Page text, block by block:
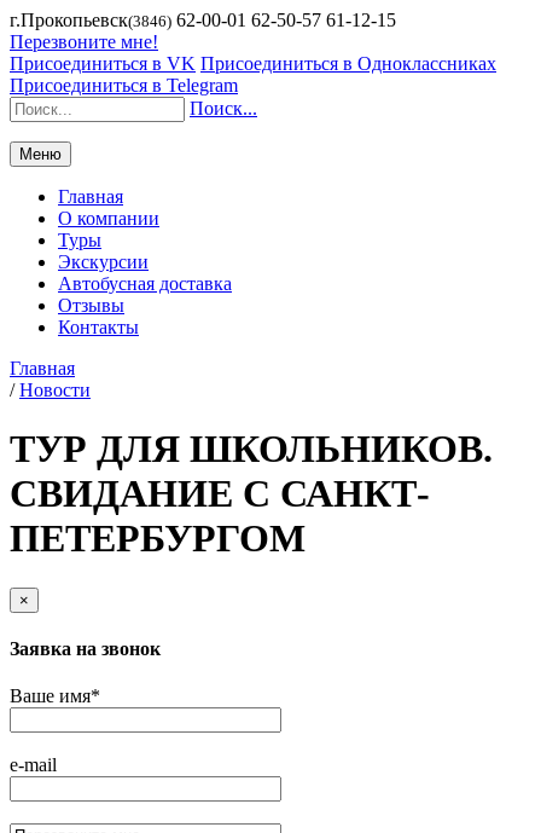
г.Прокопьевск(3846) 62-00-01 62-50-57 61-12-15
Перезвоните мне!
Присоединиться в VK Присоединиться в Одноклассниках
Присоединиться в Telegram
Поиск...
Меню
Главная
О компании
Туры
Экскурсии
Автобусная доставка
Отзывы
Контакты
Главная
/Новости
ТУР ДЛЯ ШКОЛЬНИКОВ.
СВИДАНИЕ С САНКТ-
ПЕТЕРБУРГОМ
×
Заявка на звонок
Ваше имя*
e-mail